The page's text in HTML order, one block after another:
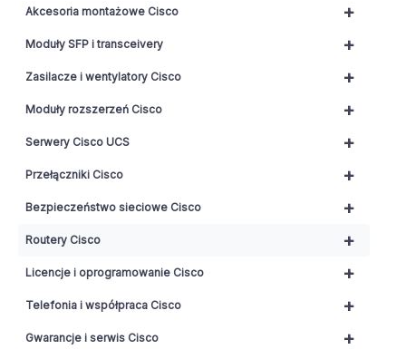
+
Akcesoria montażowe Cisco
+
Moduły SFP i transceivery
+
Zasilacze i wentylatory Cisco
+
Moduły rozszerzeń Cisco
+
Serwery Cisco UCS
+
Przełączniki Cisco
+
Bezpieczeństwo sieciowe Cisco
+
Routery Cisco
+
Licencje i oprogramowanie Cisco
+
Telefonia i współpraca Cisco
+
Gwarancje i serwis Cisco